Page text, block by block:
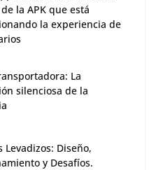
la APK que está
la experiencia de
La
silenciosa de la
Levadizos: Diseño,
y Desafíos.